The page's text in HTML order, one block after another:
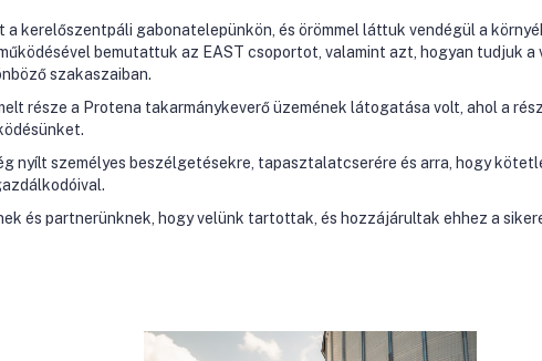
a kerelőszentpáli gabonatelepünkön, és örömmel láttuk vendégül a
bemutattuk az EAST csoportot, valamint azt, hogyan tudjuk
szakaszaiban.
része a Protena takarmánykeverő üzemének látogatása volt, ahol a
nyílt személyes beszélgetésekre, tapasztalatcserére és arra, hogy
és partnerünknek, hogy velünk tartottak, és hozzájárultak ehhez a